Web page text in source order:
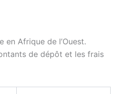
en Afrique de l’Ouest.
de dépôt et les frais